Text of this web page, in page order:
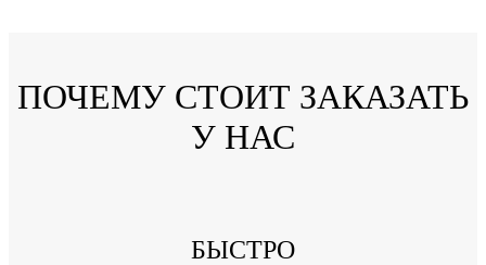
ПОЧЕМУ СТОИТ ЗАКАЗАТЬ
У НАС
БЫСТРО